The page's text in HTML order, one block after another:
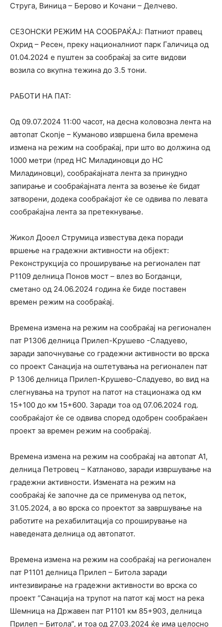
Струга, Виница – Берово и Кочани – Делчево.
СЕЗОНСКИ РЕЖИМ НА СООБРАЌАЈ: Патниот правец
Охрид – Ресен, преку националниот парк Галичица од
01.04.2024 е пуштен за сообраќај за сите видови
возила со вкупна тежина до 3.5 тони.
РАБОТИ НА ПАТ:
Од 09.07.2024 11:00 часот, на десна коловозна лента на
автопат Скопје – Куманово извршена била времена
измена на режим на сообраќај, при што во должина од
1000 метри (пред НС Миладиновци до НС
Миладиновци), сообраќајната лента за принудно
запирање и сообраќајната лента за возење ќе бидат
затворени, додека сообраќајот ќе се одвива по левата
сообраќајна лента за претекнување.
Жикол Дооел Струмица известува дека поради
вршење на градежни активности на објект:
Реконструкција со проширување на регионален пат
Р1109 делница Понов мост – влез во Богданци,
сметано од 24.06.2024 година ќе биде поставен
времен режим на сообраќај.
Времена измена на режим на сообраќај на регионален
пат Р1306 делница Прилеп-Крушево -Сладуево,
заради започнување со градежни активности во врска
со проект Санација на оштетувања на регионален пат
Р 1306 делница Прилеп-Крушево-Сладуево, во вид на
слегнувања на трупот на патот на стационажа од км
15+100 до км 15+600. Заради тоа од 07.06.2024 год.
сообраќајот ќе се одвива според одобрен сообраќаен
проект за времен режим на сообраќај.
Времена измена на режим на сообраќај на автопат А1,
делница Петровец – Катланово, заради извршување на
градежни активности. Измената на режим на
сообраќај ќе започне да се применува од петок,
31.05.2024, а во врска со проектот за завршување на
работите на рехабилитација со проширување на
наведената делница од автопатот.
Времена измена на режим на сообраќај на регионален
пат Р1101 делница Прилеп – Битола заради
интезивирање на градежни активности во врска со
проект “Санација на трупот на патот кај мост на река
Шемница на Државен пат Р1101 км 85+903, делница
Прилеп – Битола”, и тоа од 27.03.2024 ќе има целосно